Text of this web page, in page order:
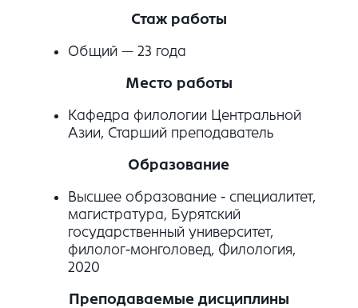
Стаж работы
Общий — 23 года
Место работы
Кафедра филологии Центральной
Азии, Старший преподаватель
Образование
Высшее образование - специалитет,
магистратура, Бурятский
государственный университет,
филолог-монголовед, Филология,
2020
Преподаваемые дисциплины